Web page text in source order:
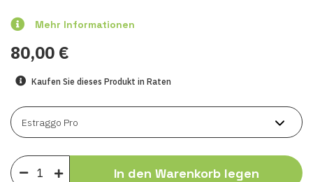
Mehr Informationen
80,00 €
Kaufen Sie dieses Produkt in Raten
In den Warenkorb legen